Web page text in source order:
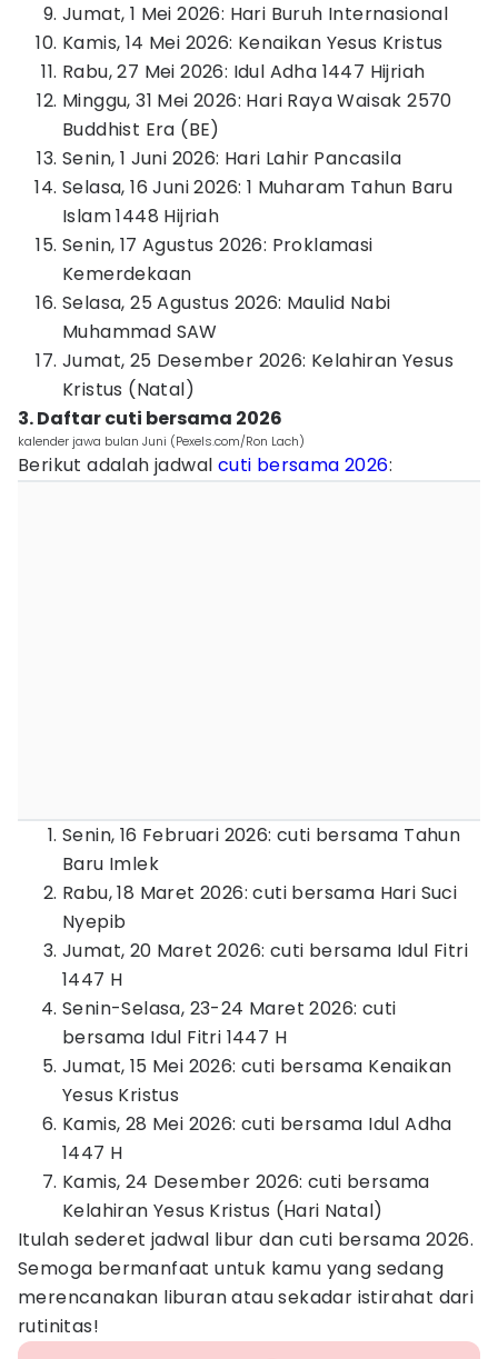
Jumat, 1 Mei 2026: Hari Buruh Internasional
Kamis, 14 Mei 2026: Kenaikan Yesus Kristus
Rabu, 27 Mei 2026: Idul Adha 1447 Hijriah
Minggu, 31 Mei 2026: Hari Raya Waisak 2570
Buddhist Era (BE)
Senin, 1 Juni 2026: Hari Lahir Pancasila
Selasa, 16 Juni 2026: 1 Muharam Tahun Baru
Islam 1448 Hijriah
Senin, 17 Agustus 2026: Proklamasi
Kemerdekaan
Selasa, 25 Agustus 2026: Maulid Nabi
Muhammad SAW
Jumat, 25 Desember 2026: Kelahiran Yesus
Kristus (Natal)
3. Daftar cuti bersama 2026
kalender jawa bulan Juni (Pexels.com/Ron Lach)
Berikut adalah jadwal cuti bersama 2026:
Senin, 16 Februari 2026: cuti bersama Tahun
Baru Imlek
Rabu, 18 Maret 2026: cuti bersama Hari Suci
Nyepib
Jumat, 20 Maret 2026: cuti bersama Idul Fitri
1447 H
Senin-Selasa, 23-24 Maret 2026: cuti
bersama Idul Fitri 1447 H
Jumat, 15 Mei 2026: cuti bersama Kenaikan
Yesus Kristus
Kamis, 28 Mei 2026: cuti bersama Idul Adha
1447 H
Kamis, 24 Desember 2026: cuti bersama
Kelahiran Yesus Kristus (Hari Natal)
Itulah sederet jadwal libur dan cuti bersama 2026.
Semoga bermanfaat untuk kamu yang sedang
merencanakan liburan atau sekadar istirahat dari
rutinitas!